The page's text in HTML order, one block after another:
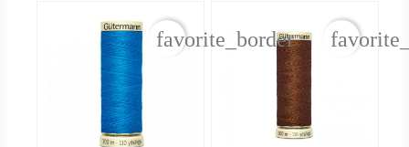
favorite_border